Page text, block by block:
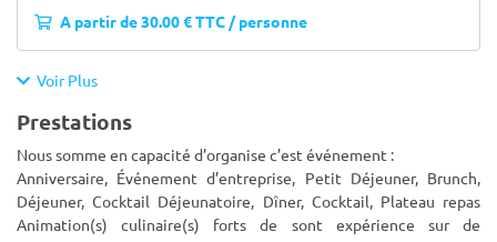
A partir de 30.00 € TTC / personne
Voir Plus
Prestations
Nous somme en capacité d’organise c’est événement :
Anniversaire, Événement d’entreprise, Petit Déjeuner, Brunch,
Déjeuner, Cocktail Déjeunatoire, Dîner, Cocktail, Plateau repas
Animation(s) culinaire(s) forts de sont expérience sur de